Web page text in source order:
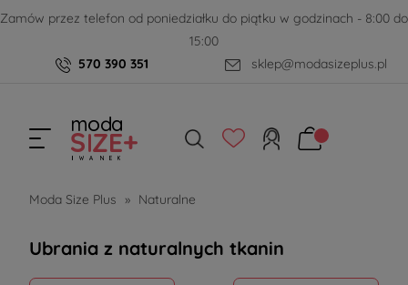
Zamów przez telefon od poniedziałku do piątku w godzinach - 8:00 do
15:00
570 390 351
sklep@modasizeplus.pl
Moda Size Plus » Naturalne
Ubrania z naturalnych tkanin